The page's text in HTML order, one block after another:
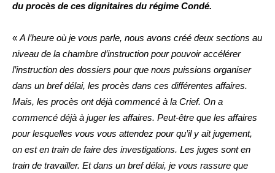
du procès de ces dignitaires du régime Condé.
« A l’heure où je vous parle, nous avons créé deux sections au
niveau de la chambre d’instruction pour pouvoir accélérer
l’instruction des dossiers pour que nous puissions organiser
dans un bref délai, les procès dans ces différentes affaires.
Mais, les procès ont déjà commencé à la Crief. On a
commencé déjà à juger les affaires. Peut-être que les affaires
pour lesquelles vous vous attendez pour qu’il y ait jugement,
on est en train de faire des investigations. Les juges sont en
train de travailler. Et dans un bref délai, je vous rassure que